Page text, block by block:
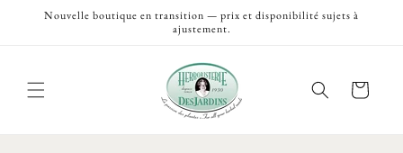
passer
Nouvelle boutique en transition — prix et disponibilité sujets à
ajustement.
Panier